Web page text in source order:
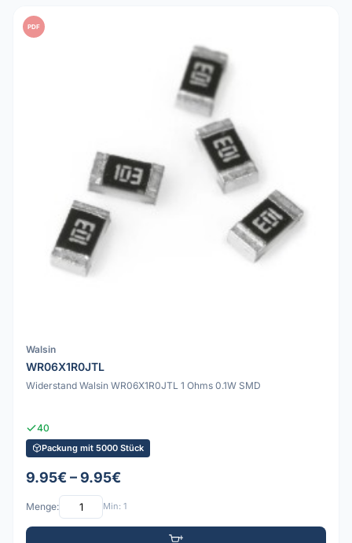
PDF
Walsin
WR06X1R0JTL
Widerstand Walsin WR06X1R0JTL 1 Ohms 0.1W SMD
40
Packung mit 5000 Stück
9.95€ – 9.95€
Menge: Min: 1